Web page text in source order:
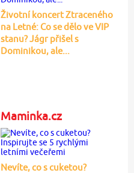
Životní koncert Ztraceného
na Letné: Co se dělo ve VIP
stanu? Jágr přišel s
Dominikou, ale...
Maminka.cz
Nevíte, co s cuketou?